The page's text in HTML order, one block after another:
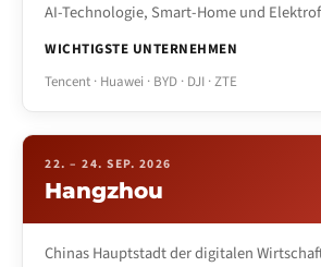
AI-Technologie, Smart-Home und
WICHTIGSTE UNTERNEHMEN
Tencent · Huawei · BYD · DJI · ZTE
22. – 24. SEP. 2026
Hangzhou
Chinas Hauptstadt der digitalen